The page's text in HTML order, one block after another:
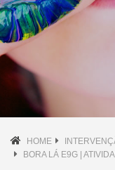
HOME
BORA LÁ E9G |